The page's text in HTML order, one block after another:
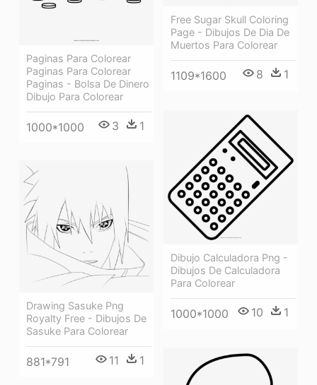
Free Sugar Skull Coloring
Page - Dibujos De Dia De
Muertos Para Colorear
1109*1600 8 1
Paginas Para Colorear
Paginas Para Colorear
Paginas - Bolsa De Dinero
Dibujo Para Colorear
1000*1000 3 1
Dibujo Calculadora Png -
Dibujos De Calculadora
Para Colorear
1000*1000 10 1
Drawing Sasuke Png
Royalty Free - Dibujos De
Sasuke Para Colorear
881*791 11 1